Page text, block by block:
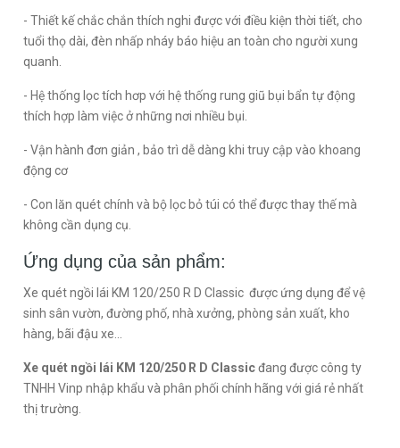
- Thiết kế chắc chắn thích nghi được với điều kiện thời tiết, cho
tuổi thọ dài, đèn nhấp nháy báo hiệu an toàn cho người xung
quanh.
- Hệ thống lọc tích hơp với hệ thống rung giũ bụi bẩn tự động
thích hợp làm việc ở những nơi nhiều bụi.
- Vận hành đơn giản , bảo trì dễ dàng khi truy cập vào khoang
động cơ
- Con lăn quét chính và bộ lọc bỏ túi có thể được thay thế mà
không cần dụng cụ.
Ứng dụng của sản phẩm:
Xe quét ngồi lái KM 120/250 R D Classic được ứng dụng để vệ
sinh sân vườn, đường phố, nhà xưởng, phòng sản xuất, kho
hàng, bãi đậu xe...
Xe quét ngồi lái KM 120/250 R D Classicđang được công ty
TNHH Vinp nhập khẩu và phân phối chính hãng với giá rẻ nhất
thị trường.